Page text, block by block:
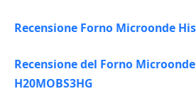
Recensione Forno Microonde
Recensione del Forno
H20MOBS3HG